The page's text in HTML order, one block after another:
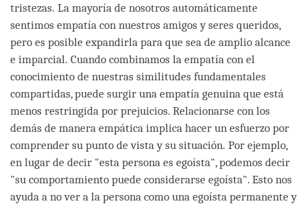
tristezas. La mayoría de nosotros automáticamente
sentimos empatía con nuestros amigos y seres queridos,
pero es posible expandirla para que sea de amplio alcance
e imparcial. Cuando combinamos la empatía con el
conocimiento de nuestras similitudes fundamentales
compartidas, puede surgir una empatía genuina que está
menos restringida por prejuicios. Relacionarse con los
demás de manera empática implica hacer un esfuerzo por
comprender su punto de vista y su situación. Por ejemplo,
en lugar de decir "esta persona es egoísta", podemos decir
"su comportamiento puede considerarse egoísta". Esto nos
ayuda a no ver a la persona como una egoísta permanente y